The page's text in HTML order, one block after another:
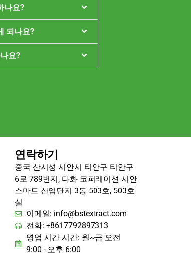
나요?
되나요?
요?
연락하기
중국 산시성 시안시 티안구 티안구
6로 789번지, 다화 코퍼레이션 시안
스마트 산업단지 3동 503호, 503호
실
이메일: info@bstextract.com
전화: +8617792897313
영업 시간 시간: 월~금 오전
9:00 - 오후 6:00